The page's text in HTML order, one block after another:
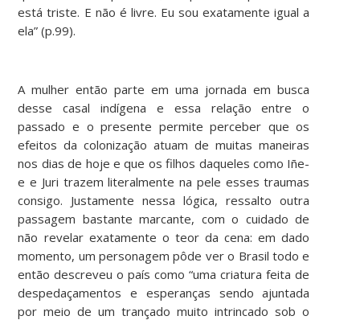
está triste. E não é livre. Eu sou exatamente igual a
ela” (p.99).
A mulher então parte em uma jornada em busca
desse casal indígena e essa relação entre o
passado e o presente permite perceber que os
efeitos da colonização atuam de muitas maneiras
nos dias de hoje e que os filhos daqueles como Iñe-
e e Juri trazem literalmente na pele esses traumas
consigo. Justamente nessa lógica, ressalto outra
passagem bastante marcante, com o cuidado de
não revelar exatamente o teor da cena: em dado
momento, um personagem pôde ver o Brasil todo e
então descreveu o país como “uma criatura feita de
despedaçamentos e esperanças sendo ajuntada
por meio de um trançado muito intrincado sob o